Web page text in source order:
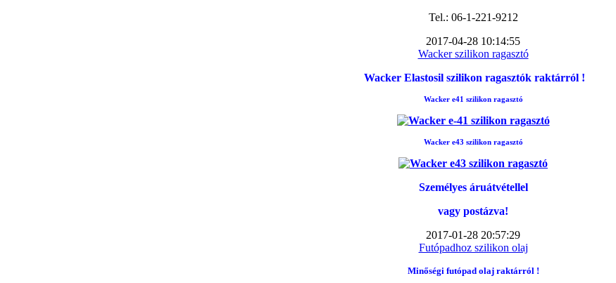
Tel.: 06-1-221-9212
2017-04-28 10:14:55
Wacker szilikon ragasztó
Wacker Elastosil szilikon ragasztók raktárról !
Wacker e41 szilikon ragasztó
Wacker e43 szilikon ragasztó
Személyes áruátvétellel
vagy postázva!
2017-01-28 20:57:29
Futópadhoz szilikon olaj
Minőségi futópad olaj raktárról !